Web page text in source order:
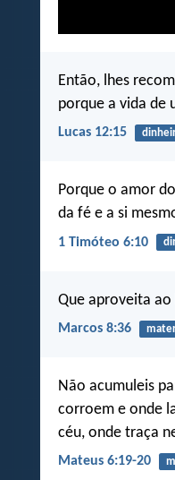
Então, lhes
porque a vida de
Lucas 12:15
Porque o amor
da fé e a si
1 Timóteo 6:10
Que aproveita
Marcos 8:36
Não acumuleis
corroem e onde
céu, onde traça
Mateus 6:19-20